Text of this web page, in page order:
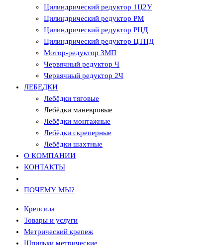
Цилиндрический редуктор 1Ц2У
Цилиндрический редуктор РМ
Цилиндрический редуктор РЦД
Цилиндрический редуктор ЦТНД
Мотор-редуктор 3МП
Червячный редуктор Ч
Червячный редуктор 2Ч
ЛЕБЕДКИ
Лебёдки тяговые
Лебёдки маневровые
Лебёдки монтажные
Лебёдки скреперные
Лебёдки шахтные
О КОМПАНИИ
КОНТАКТЫ
ПОЧЕМУ МЫ?
Крепсила
Товары и услуги
Метрический крепеж
Шпильки метрические